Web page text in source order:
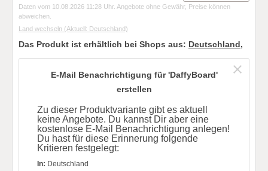
Daten vom 10.08.2026 11:28 Uhr. Angebote ohne Gewähr, Preise können
abweichen.
Land wechseln (Aktuell: Deutschland)
Das Produkt ist erhältlich bei Shops aus: Deutschland,
E-Mail Benachrichtigung für 'DaffyBoard'
erstellen
Zu dieser Produktvariante gibt es aktuell
keine Angebote. Du kannst Dir aber eine
kostenlose E-Mail Benachrichtigung anlegen!
Du hast für diese Erinnerung folgende
Kritieren festgelegt:
In: Deutschland